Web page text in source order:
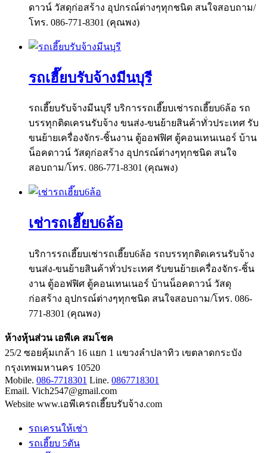
ดาวน์ วัสดุก่อสร้าง อุปกรณ์ต่างๆทุกชนิด สนใจสอบถาม/
โทร. 086-771-8301 (คุณพง)
รถเฮี๊ยบรับจ้างมีนบุรี
รถเฮี๊ยบรับจ้างมีนบุรี บริการรถเฮี๊ยบเช่ารถเฮี๊ยบ6ล้อ รถ
บรรทุกติดเครนรับจ้าง ขนส่ง-ขนย้ายสินค้าทั่วประเทศ รับ
ขนย้ายเครื่องจักร-ชิ้นงาน ตู้ออฟฟิศ ตู้คอนเทนเนอร์ บ้าน
น็อคดาวน์ วัสดุก่อสร้าง อุปกรณ์ต่างๆทุกชนิด สนใจ
สอบถาม/โทร. 086-771-8301 (คุณพง)
เช่ารถเฮี๊ยบ6ล้อ
บริการรถเฮี๊ยบเช่ารถเฮี๊ยบ6ล้อ รถบรรทุกติดเครนรับจ้าง
ขนส่ง-ขนย้ายสินค้าทั่วประเทศ รับขนย้ายเครื่องจักร-ชิ้น
งาน ตู้ออฟฟิศ ตู้คอนเทนเนอร์ บ้านน็อคดาวน์ วัสดุ
ก่อสร้าง อุปกรณ์ต่างๆทุกชนิด สนใจสอบถาม/โทร. 086-
771-8301 (คุณพง)
ห้างหุ้นส่วน เอพีเค สมโชค
25/2 ซอยคุ้มเกล้า 16 แยก 1 แขวงลำปลาทิว เขตลาดกระบัง
กรุงเทพมหานคร 10520
Mobile. 086-7718301 Line. 0867718301
Email. Vich2547@gmail.com
Website www.เอพีเครถเฮี๊ยบรับจ้าง.com
รถเครนให้เช่า
รถเฮี๊ยบ 5ตัน